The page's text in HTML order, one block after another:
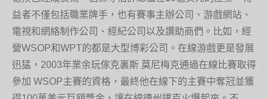
益者不僅包括職業牌手，也有賽事主辦公司、游戲網站、
電視和網絡制作公司、經紀公司以及讚助商們。比如，經
營WSOP和WPT的都是大型博彩公司。在線游戲更是發展
迅猛，2003年業余玩傢克裏斯 莫尼梅克通過在線比賽取得
參加 WSOP主賽的資格，最終他在線下的主賽中奪冠並獲